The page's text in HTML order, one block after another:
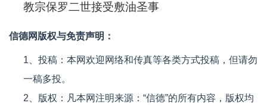
教宗保罗二世接受敷油圣事
信德网版权与免责声明：
1、投稿：本网欢迎网络和传真等各类方式投稿，但请勿
一稿多投。
2、版权：凡本网注明来源：“信德”的所有内容，版权均